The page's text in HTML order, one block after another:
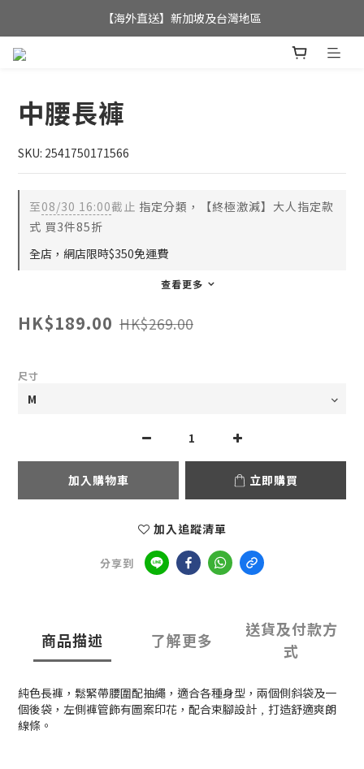
全店滿$350，即可享港澳地區免運費;
【海外直送】新加坡及台灣地區
中腰長褲
SKU: 2541750171566
至08/30 16:00截止 指定分類，【終極激減】大人指定款
式 買3件85折
全店，網店限時$350免運費
查看更多
HK$189.00 HK$269.00
尺寸
加入購物車 立即購買
加入追蹤清單
分享到
商品描述 了解更多
送貨及付款方
式
純色長褲，鬆緊帶腰圍配抽繩，適合各種身型，兩個側斜袋及一
個後袋，左側褲管飾有圖案印花，配合束腳設計﹐打造舒適爽朗
線條。